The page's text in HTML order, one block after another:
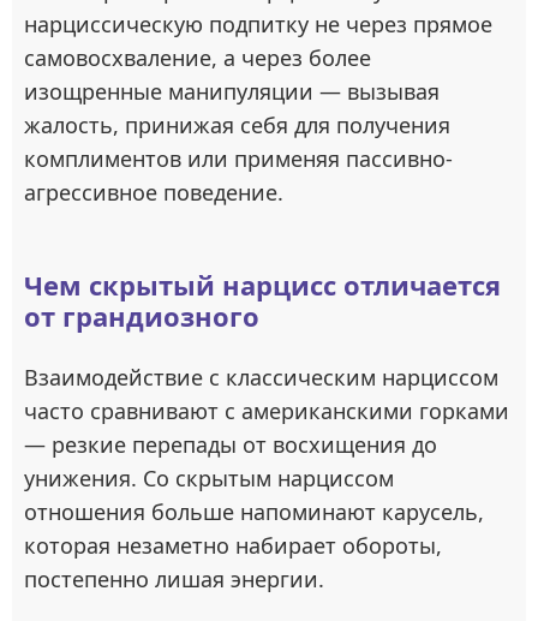
нарциссическую подпитку не через прямое
самовосхваление, а через более
изощренные манипуляции — вызывая
жалость, принижая себя для получения
комплиментов или применяя пассивно-
агрессивное поведение.
Чем скрытый нарцисс отличается
от грандиозного
Взаимодействие с классическим нарциссом
часто сравнивают с американскими горками
— резкие перепады от восхищения до
унижения. Со скрытым нарциссом
отношения больше напоминают карусель,
которая незаметно набирает обороты,
постепенно лишая энергии.